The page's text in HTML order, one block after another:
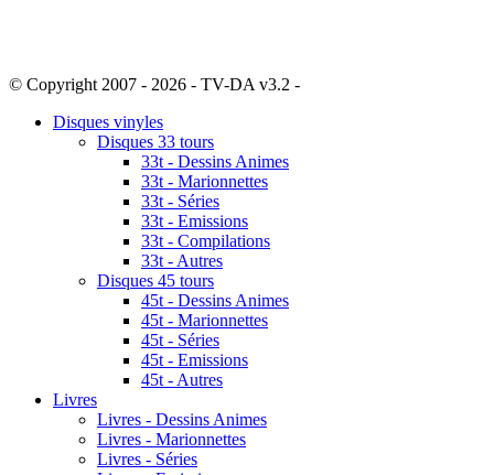
© Copyright 2007 - 2026 - TV-DA v3.2 -
Disques vinyles
Disques 33 tours
33t - Dessins Animes
33t - Marionnettes
33t - Séries
33t - Emissions
33t - Compilations
33t - Autres
Disques 45 tours
45t - Dessins Animes
45t - Marionnettes
45t - Séries
45t - Emissions
45t - Autres
Livres
Livres - Dessins Animes
Livres - Marionnettes
Livres - Séries